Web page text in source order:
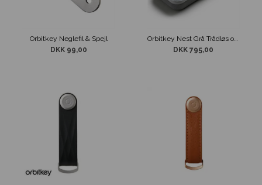
Orbitkey Neglefil & Spejl
DKK 99,00
Orbitkey Nest Grå Trådløs oplader & Organizer
DKK 795,00